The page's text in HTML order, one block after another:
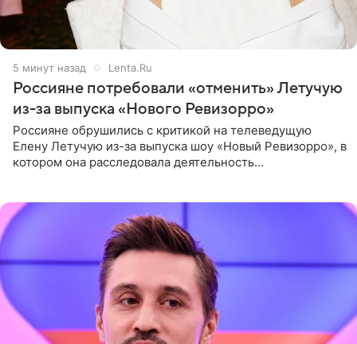
5 минут назад Lenta.Ru
Россияне потребовали «отменить» Летучую
из-за выпуска «Нового Ревизорро»
Россияне обрушились с критикой на телеведущую
Елену Летучую из-за выпуска шоу «Новый Ревизорро», в
котором она расследовала деятельность